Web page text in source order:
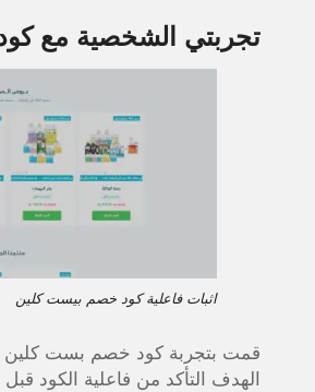
تجربتي الشخصية مع
اثبات فاعلية كود خصم بيست كلين
قمت بتجربة كود خصم بست كلين
الهدف التأكد من فاعلية الكود